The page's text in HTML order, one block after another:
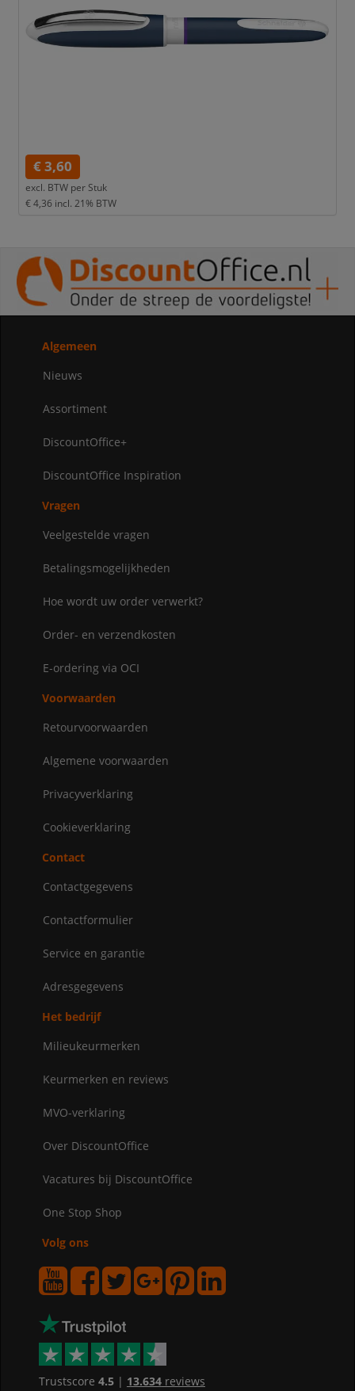
€ 3,60
excl. BTW per Stuk
€ 4,36 incl. 21% BTW
Algemeen
Nieuws
Assortiment
DiscountOffice+
DiscountOffice Inspiration
Vragen
Veelgestelde vragen
Betalingsmogelijkheden
Hoe wordt uw order verwerkt?
Order- en verzendkosten
E-ordering via OCI
Voorwaarden
Retourvoorwaarden
Algemene voorwaarden
Privacyverklaring
Cookieverklaring
Contact
Contactgegevens
Contactformulier
Service en garantie
Adresgegevens
Het bedrijf
Milieukeurmerken
Keurmerken en reviews
MVO-verklaring
Over DiscountOffice
Vacatures bij DiscountOffice
One Stop Shop
Volg ons
Trustscore 4.5| 13.634reviews